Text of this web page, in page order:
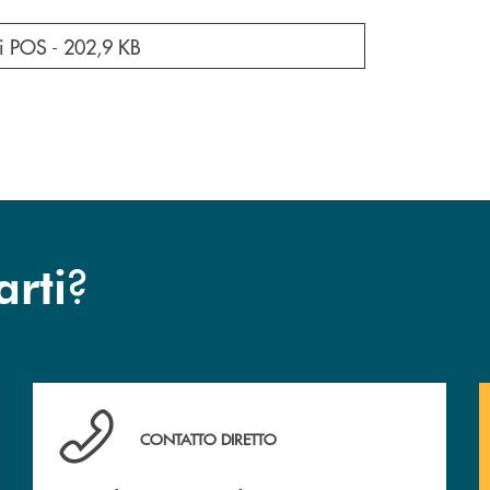
in una nuova finestra
POS - 202,9 KB
?
Hai bisogno di assistenza immediata?
CONTATTO DIRETTO